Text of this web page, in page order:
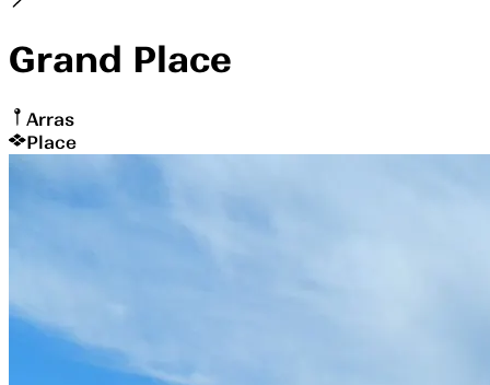
Grand Place
Arras
Place